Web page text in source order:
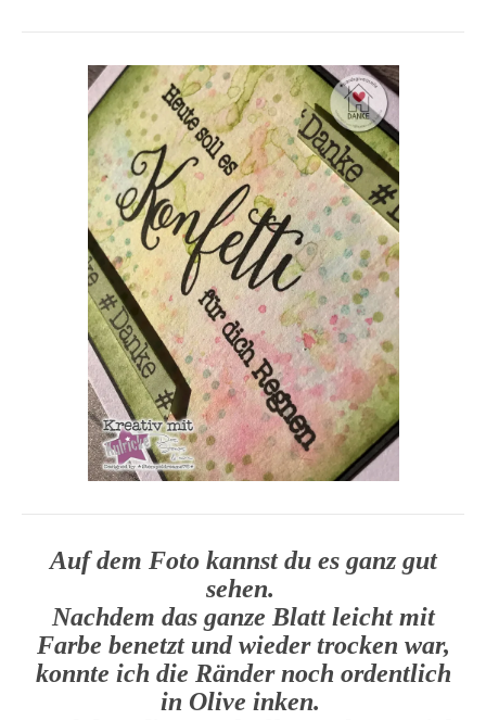
Auf dem Foto kannst du es ganz gut
sehen.
Nachdem das ganze Blatt leicht mit
Farbe benetzt und wieder trocken war,
konnte ich die Ränder noch ordentlich
in Olive inken.